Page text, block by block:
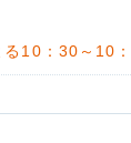
10：30～10